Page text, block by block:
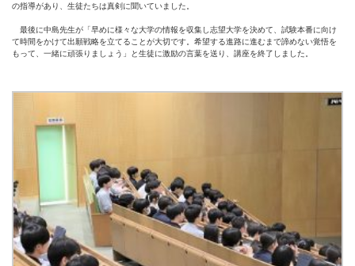
の指導があり、生徒たちは真剣に聞いていました。
最後に中島先生が「早めに様々な大学の情報を収集し志望大学を決めて、試験本番に向け
て時間をかけて出願戦略を立てることが大切です。希望する進路に進むまで諦めない覚悟を
もって、一緒に頑張りましょう」と生徒に激励の言葉を送り、講座を終了しました。